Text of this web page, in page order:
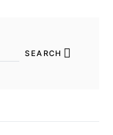
SEARCH